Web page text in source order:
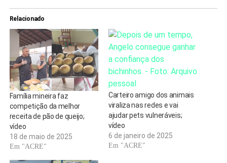
Relacionado
Família mineira faz
competição da melhor
receita de pão de queijo;
vídeo
18 de maio de 2025
Em "ACRE"
Carteiro amigo dos animais
viraliza nas redes e vai
ajudar pets vulneráveis;
vídeo
6 de janeiro de 2025
Em "ACRE"